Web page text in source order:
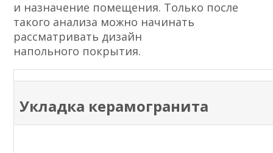
и назначение помещения. Только после
такого анализа можно начинать
рассматривать дизайн
напольного покрытия.
Укладка керамогранита